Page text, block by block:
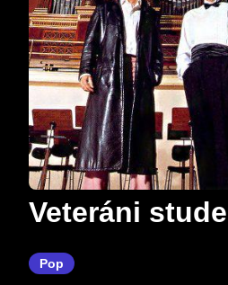
Veteráni
Pop